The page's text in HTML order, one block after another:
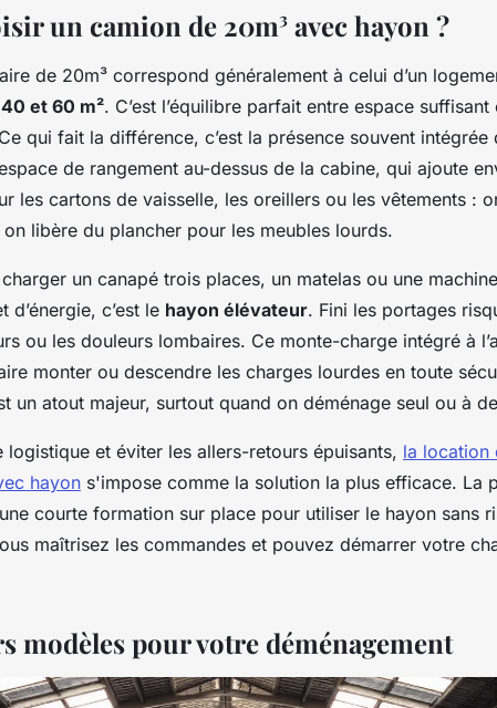
un camion de 20m³ avec hayon ?
de 20m³ correspond généralement à celui d’un
40 et 60 m². C’est l’équilibre parfait entre espace suffisant
qui fait la différence, c’est la présence souvent intégrée
de rangement au-dessus de la cabine, qui ajoute
les cartons de vaisselle, les oreillers ou les vêtements :
libère du plancher pour les meubles lourds.
un canapé trois places, un matelas ou une
c’est le hayon élévateur. Fini les portages
ou les douleurs lombaires. Ce monte-charge intégré à
monter ou descendre les charges lourdes en toute
un atout majeur, surtout quand on déménage seul ou à
logistique et éviter les allers-retours épuisants, la location
hayon s'impose comme la solution la plus efficace. La
courte formation sur place pour utiliser le hayon sans
maîtrisez les commandes et pouvez démarrer votre
modèles pour votre déménagement